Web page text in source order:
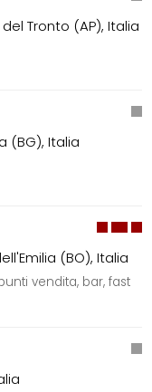
Tronto (AP), Italia
(BG), Italia
(BO), Italia
vendita, bar, fast